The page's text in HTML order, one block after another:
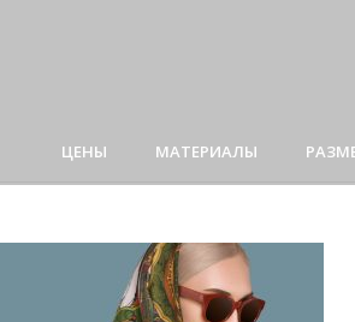
ЦЕНЫ МАТЕРИАЛЫ